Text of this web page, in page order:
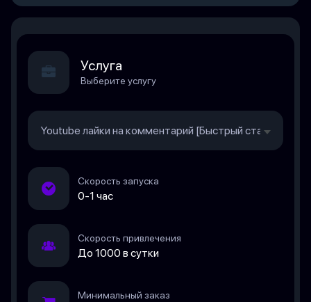
Услуга
Выберите услугу
Youtube лайки на комментарий [Быстрый старт,
Скорость запуска
0-1 час
Скорость привлечения
До 1000 в сутки
Минимальный заказ